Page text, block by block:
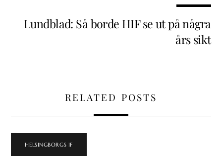
Lundblad: Så borde HIF se ut på några
års sikt
RELATED POSTS
HELSINGBORGS IF